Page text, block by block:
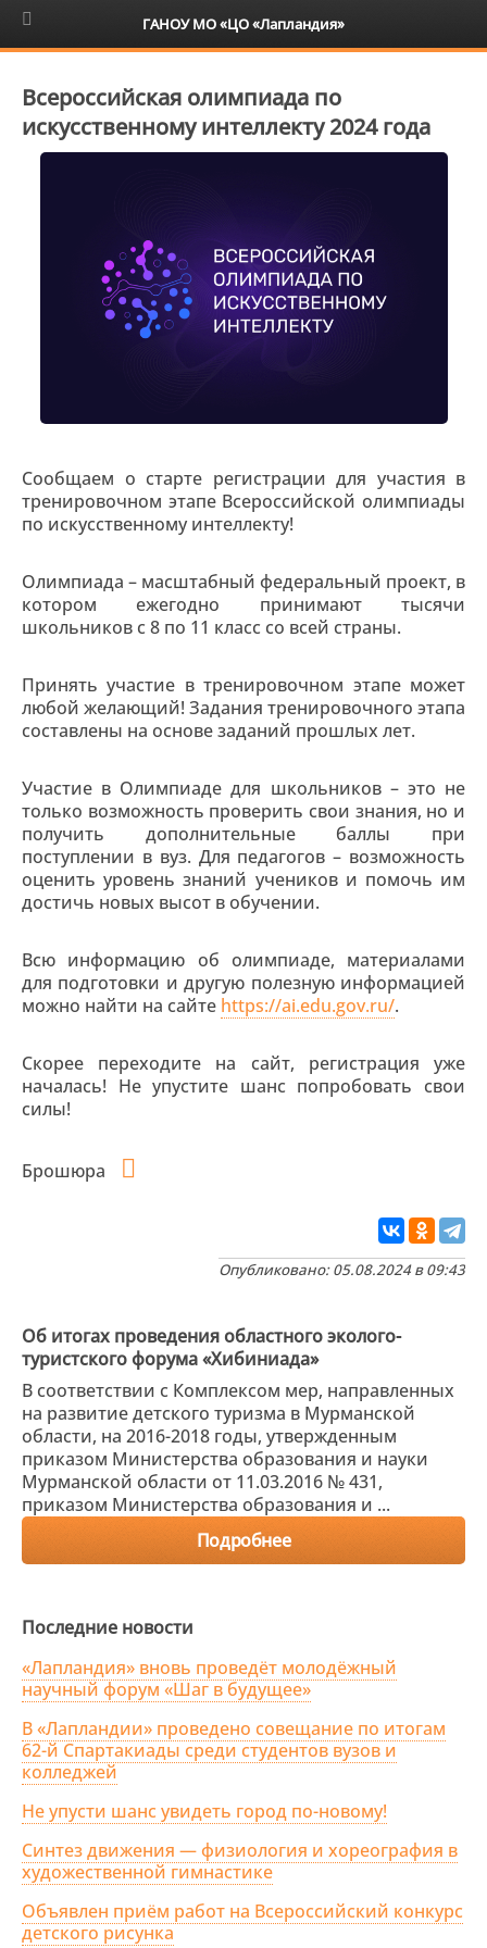
6+
Всероссийская олимпиада по
искусственному интеллекту 2024 года
Сообщаем о старте регистрации для участия в
тренировочном этапе Всероссийской олимпиады
по искусственному интеллекту!
Олимпиада – масштабный федеральный проект, в
котором ежегодно принимают тысячи
школьников с 8 по 11 класс со всей страны.
Принять участие в тренировочном этапе может
любой желающий! Задания тренировочного этапа
составлены на основе заданий прошлых лет.
Участие в Олимпиаде для школьников – это не
только возможность проверить свои знания, но и
получить дополнительные баллы при
поступлении в вуз. Для педагогов – возможность
оценить уровень знаний учеников и помочь им
достичь новых высот в обучении.
Всю информацию об олимпиаде, материалами
для подготовки и другую полезную информацией
можно найти на сайте https://ai.edu.gov.ru/.
Скорее переходите на сайт, регистрация уже
началась! Не упустите шанс попробовать свои
силы!
Брошюра
Опубликовано: 05.08.2024 в 09:43
Об итогах проведения областного эколого-
туристского форума «Хибиниада»
В соответствии с Комплексом мер, направленных
на развитие детского туризма в Мурманской
области, на 2016-2018 годы, утвержденным
приказом Министерства образования и науки
Мурманской области от 11.03.2016 № 431,
приказом Министерства образования и ...
Подробнее
Последние новости
«Лапландия» вновь проведёт молодёжный
научный форум «Шаг в будущее»
В «Лапландии» проведено совещание по итогам
62-й Спартакиады среди студентов вузов и
колледжей
Не упусти шанс увидеть город по-новому!
Синтез движения — физиология и хореография в
художественной гимнастике
Объявлен приём работ на Всероссийский конкурс
детского рисунка
ГАНОУ МО «ЦО «Лапландия»